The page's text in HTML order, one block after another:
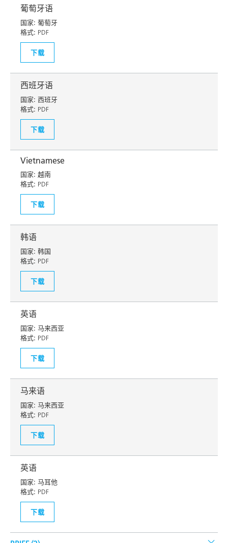
葡萄牙语
国家: 葡萄牙
格式: PDF
下载
西班牙语
国家: 西班牙
格式: PDF
下载
Vietnamese
国家: 越南
格式: PDF
下载
韩语
国家: 韩国
格式: PDF
下载
英语
国家: 马来西亚
格式: PDF
下载
马来语
国家: 马来西亚
格式: PDF
下载
英语
国家: 马耳他
格式: PDF
下载